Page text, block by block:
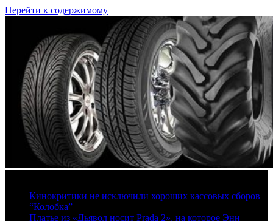
Перейти к содержимому
Кинокритики не исключили хороших кассовых сборов
“Колобка”
Платье из «Дьявол носит Prada 2», на которое Энн